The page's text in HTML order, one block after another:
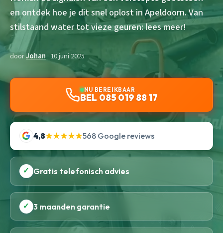
en ontdek hoe je dit snel oplost in Apeldoorn. Van
stilstaand water tot vieze geuren: lees meer!
doorJohan· 10 juni 2025
NU BEREIKBAAR
BEL 085 019 88 17
4,8★★★★★568 Google reviews
✓ Gratis telefonisch advies
✓ 3 maanden garantie